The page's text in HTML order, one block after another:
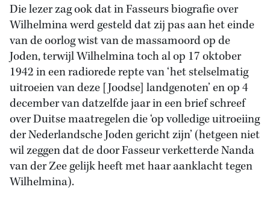
Die lezer zag ook dat in Fasseurs biografie over
Wilhelmina werd gesteld dat zij pas aan het einde
van de oorlog wist van de massamoord op de
Joden, terwijl Wilhelmina toch al op 17 oktober
1942 in een radiorede repte van ‘het stelselmatig
uitroeien van deze [Joodse] landgenoten’ en op 4
december van datzelfde jaar in een brief schreef
over Duitse maatregelen die ‘op volledige uitroeiing
der Nederlandsche Joden gericht zijn’ (hetgeen niet
wil zeggen dat de door Fasseur verketterde Nanda
van der Zee gelijk heeft met haar aanklacht tegen
Wilhelmina).